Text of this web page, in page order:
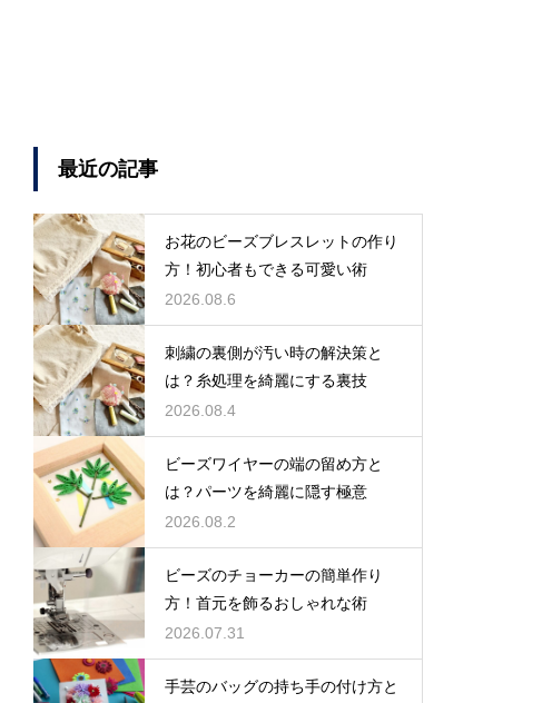
最近の記事
お花のビーズブレスレットの作り
方！初心者もできる可愛い術
2026.08.6
刺繍の裏側が汚い時の解決策と
は？糸処理を綺麗にする裏技
2026.08.4
ビーズワイヤーの端の留め方と
は？パーツを綺麗に隠す極意
2026.08.2
ビーズのチョーカーの簡単作り
方！首元を飾るおしゃれな術
2026.07.31
手芸のバッグの持ち手の付け方と